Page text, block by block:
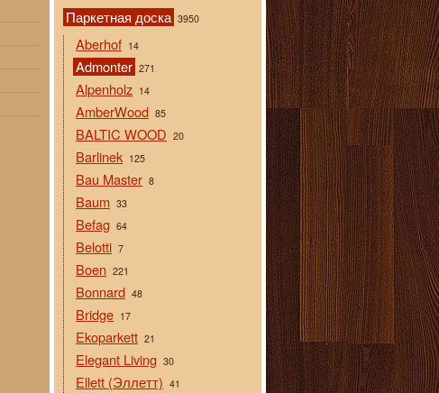
Паркетная доска 3950
Aberhof 14
Admonter 271
Alpenholz 14
AmberWood 85
BALTIC WOOD 20
Barlinek 125
Bau Master 8
Baum 33
Befag 64
Belotti 7
Boen 221
Bonnard 48
Bridge 17
Ekoparkett 21
Elegant Living 30
Ellett (Эллетт) 41